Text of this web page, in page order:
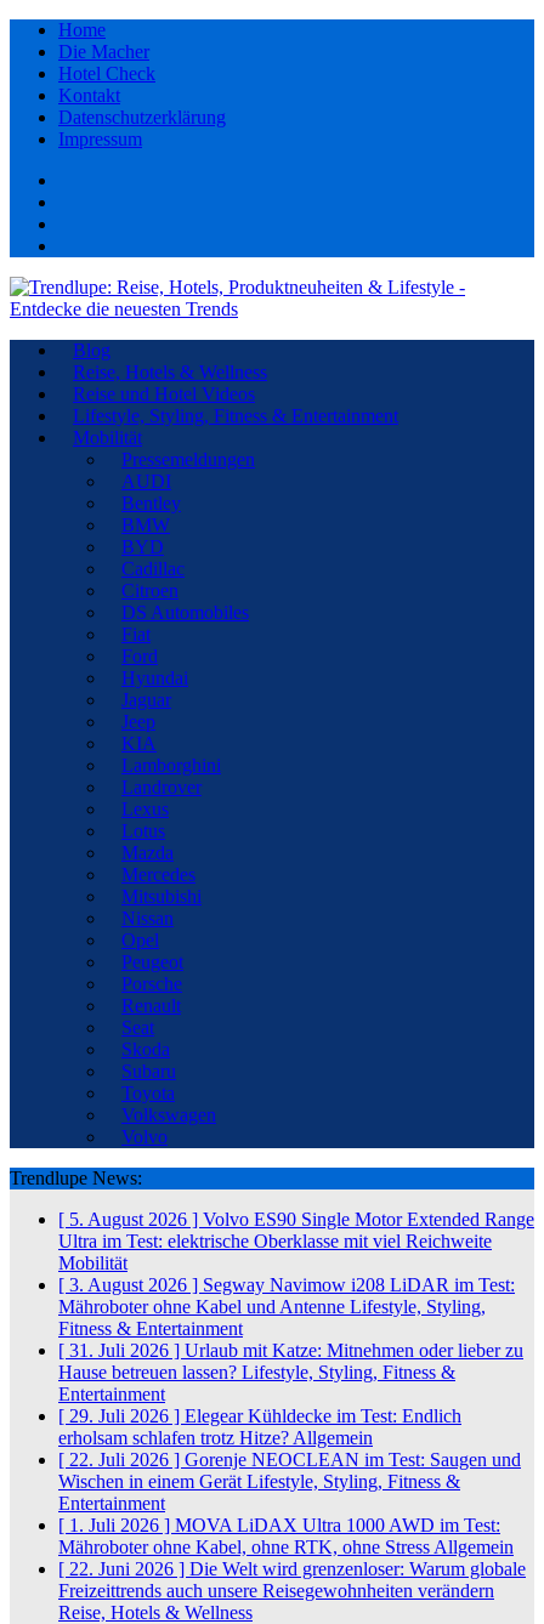
Home
Die Macher
Hotel Check
Kontakt
Datenschutzerklärung
Impressum
Blog
Reise, Hotels & Wellness
Reise und Hotel Videos
Lifestyle, Styling, Fitness & Entertainment
Mobilität
Pressemeldungen
AUDI
Bentley
BMW
BYD
Cadillac
Citroen
DS Automobiles
Fiat
Ford
Hyundai
Jaguar
Jeep
KIA
Lamborghini
Landrover
Lexus
Lotus
Mazda
Mercedes
Mitsubishi
Nissan
Opel
Peugeot
Porsche
Renault
Seat
Skoda
Subaru
Toyota
Volkswagen
Volvo
Trendlupe News:
[ 5. August 2026 ] Volvo ES90 Single Motor Extended Range
Ultra im Test: elektrische Oberklasse mit viel Reichweite
Mobilität
[ 3. August 2026 ] Segway Navimow i208 LiDAR im Test:
Mähroboter ohne Kabel und Antenne Lifestyle, Styling,
Fitness & Entertainment
[ 31. Juli 2026 ] Urlaub mit Katze: Mitnehmen oder lieber zu
Hause betreuen lassen? Lifestyle, Styling, Fitness &
Entertainment
[ 29. Juli 2026 ] Elegear Kühldecke im Test: Endlich
erholsam schlafen trotz Hitze? Allgemein
[ 22. Juli 2026 ] Gorenje NEOCLEAN im Test: Saugen und
Wischen in einem Gerät Lifestyle, Styling, Fitness &
Entertainment
[ 1. Juli 2026 ] MOVA LiDAX Ultra 1000 AWD im Test:
Mähroboter ohne Kabel, ohne RTK, ohne Stress Allgemein
[ 22. Juni 2026 ] Die Welt wird grenzenloser: Warum globale
Freizeittrends auch unsere Reisegewohnheiten verändern
Reise, Hotels & Wellness